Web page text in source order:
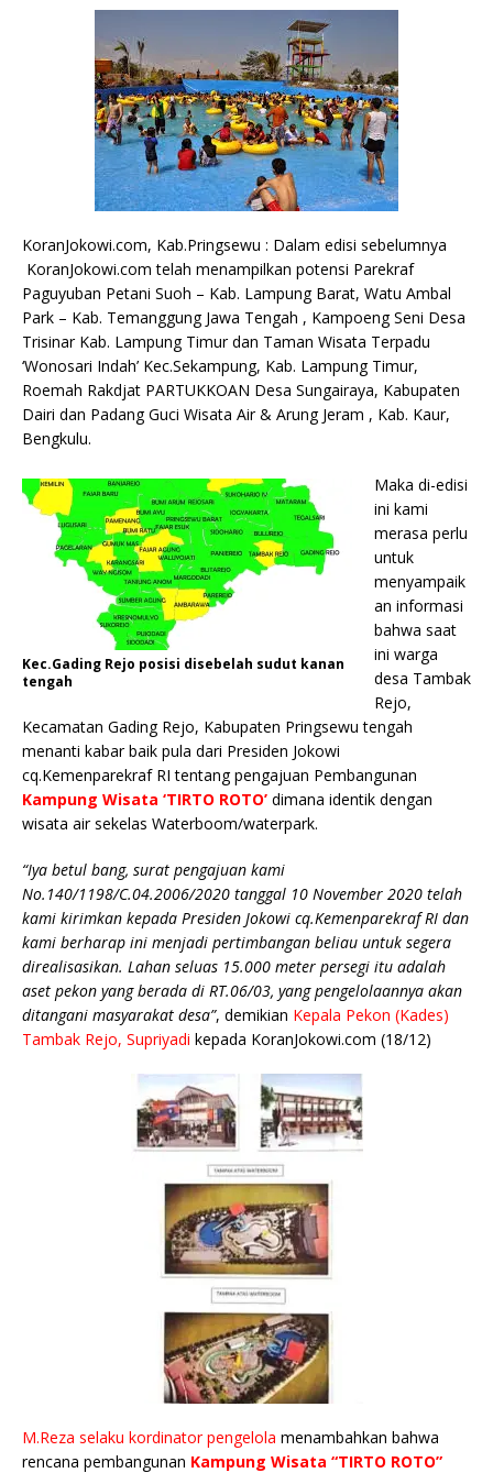
KoranJokowi.com, Kab.Pringsewu : Dalam edisi sebelumnya
KoranJokowi.com telah menampilkan potensi Parekraf
Paguyuban Petani Suoh – Kab. Lampung Barat, Watu Ambal
Park – Kab. Temanggung Jawa Tengah , Kampoeng Seni Desa
Trisinar Kab. Lampung Timur dan Taman Wisata Terpadu
‘Wonosari Indah’ Kec.Sekampung, Kab. Lampung Timur,
Roemah Rakdjat PARTUKKOAN Desa Sungairaya, Kabupaten
Dairi dan Padang Guci Wisata Air & Arung Jeram , Kab. Kaur,
Bengkulu.
Kec.Gading Rejo posisi disebelah sudut kanan
tengah
Maka di-edisi
ini kami
merasa perlu
untuk
menyampaik
an informasi
bahwa saat
ini warga
desa Tambak
Rejo,
Kecamatan Gading Rejo, Kabupaten Pringsewu tengah
menanti kabar baik pula dari Presiden Jokowi
cq.Kemenparekraf RI tentang pengajuan Pembangunan
Kampung Wisata ‘TIRTO ROTO’ dimana identik dengan
wisata air sekelas Waterboom/waterpark.
“Iya betul bang, surat pengajuan kami
No.140/1198/C.04.2006/2020 tanggal 10 November 2020 telah
kami kirimkan kepada Presiden Jokowi cq.Kemenparekraf RI dan
kami berharap ini menjadi pertimbangan beliau untuk segera
direalisasikan. Lahan seluas 15.000 meter persegi itu adalah
aset pekon yang berada di RT.06/03, yang pengelolaannya akan
ditangani masyarakat desa”, demikian Kepala Pekon (Kades)
Tambak Rejo, Supriyadi kepada KoranJokowi.com (18/12)
M.Reza selaku kordinator pengelola menambahkan bahwa
rencana pembangunan Kampung Wisata “TIRTO ROTO”